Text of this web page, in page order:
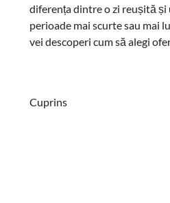
diferența dintre o zi reușită și
perioade mai scurte sau mai
vei descoperi cum să alegi
Cuprins